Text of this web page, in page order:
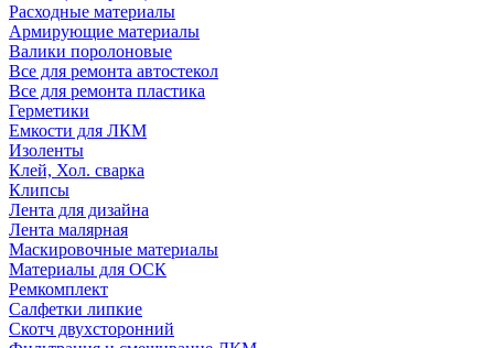
Расходные материалы
Армирующие материалы
Валики поролоновые
Все для ремонта автостекол
Все для ремонта пластика
Герметики
Емкости для ЛКМ
Изоленты
Клей, Хол. сварка
Клипсы
Лента для дизайна
Лента малярная
Маскировочные материалы
Материалы для ОСК
Ремкомплект
Салфетки липкие
Скотч двухсторонний